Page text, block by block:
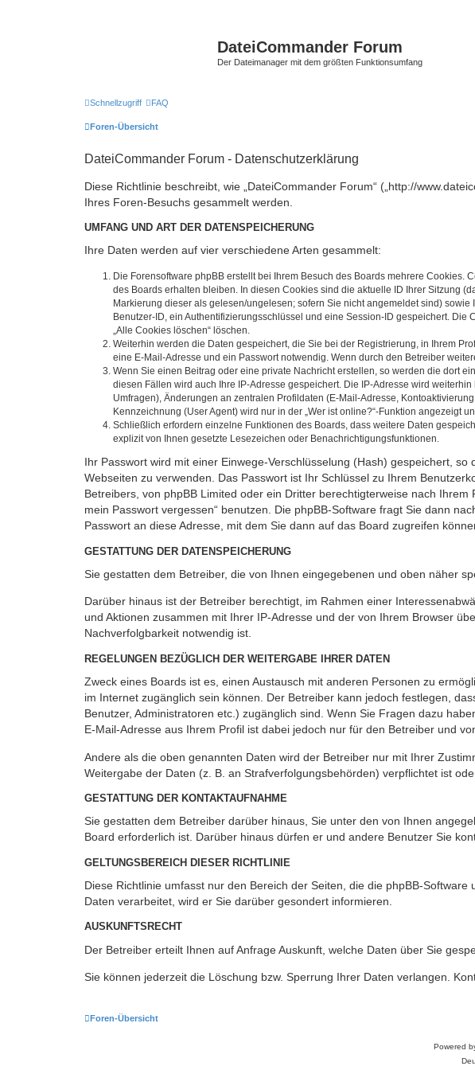
DateiCommander Forum
Der Dateimanager mit dem größten Funktionsumfang
Schnellzugriff FAQ
Foren-Übersicht
DateiCommander Forum - Datenschutzerklärung
Diese Richtlinie beschreibt, wie „DateiCommander Forum“ („http://
Ihres Foren-Besuchs gesammelt werden.
UMFANG UND ART DER DATENSPEICHERUNG
Ihre Daten werden auf vier verschiedene Arten gesammelt:
Die Forensoftware phpBB erstellt bei Ihrem Besuch des Boards mehrere
des Boards erhalten bleiben. In diesen Cookies sind die aktuelle ID Ihrer Sitzung
Markierung dieser als gelesen/ungelesen; sofern Sie nicht angemeldet sind)
Benutzer-ID, ein Authentifizierungsschlüssel und eine Session-ID gespeichert.
„Alle Cookies löschen“ löschen.
Weiterhin werden die Daten gespeichert, die Sie bei der Registrierung, in Ihrem
eine E-Mail-Adresse und ein Passwort notwendig. Wenn durch den Betreiber
Wenn Sie einen Beitrag oder eine private Nachricht erstellen, so werden die dort
diesen Fällen wird auch Ihre IP-Adresse gespeichert. Die IP-Adresse wird
Umfragen), Änderungen an zentralen Profildaten (E-Mail-Adresse,
Kennzeichnung (User Agent) wird nur in der „Wer ist online?“-Funktion angezeigt
Schließlich erfordern einzelne Funktionen des Boards, dass weitere Daten
explizit von Ihnen gesetzte Lesezeichen oder Benachrichtigungsfunktionen.
Ihr Passwort wird mit einer Einwege-Verschlüsselung (Hash) gespeichert,
Webseiten zu verwenden. Das Passwort ist Ihr Schlüssel zu Ihrem
Betreibers, von phpBB Limited oder ein Dritter berechtigterweise nach
mein Passwort vergessen“ benutzen. Die phpBB-Software fragt Sie dann
Passwort an diese Adresse, mit dem Sie dann auf das Board zugreifen
GESTATTUNG DER DATENSPEICHERUNG
Sie gestatten dem Betreiber, die von Ihnen eingegebenen und oben näher
Darüber hinaus ist der Betreiber berechtigt, im Rahmen einer
und Aktionen zusammen mit Ihrer IP-Adresse und der von Ihrem Browser
Nachverfolgbarkeit notwendig ist.
REGELUNGEN BEZÜGLICH DER WEITERGABE IHRER DATEN
Zweck eines Boards ist es, einen Austausch mit anderen Personen zu
im Internet zugänglich sein können. Der Betreiber kann jedoch festlegen,
Benutzer, Administratoren etc.) zugänglich sind. Wenn Sie Fragen dazu
E-Mail-Adresse aus Ihrem Profil ist dabei jedoch nur für den Betreiber und
Andere als die oben genannten Daten wird der Betreiber nur mit Ihrer
Weitergabe der Daten (z. B. an Strafverfolgungsbehörden) verpflichtet ist
GESTATTUNG DER KONTAKTAUFNAHME
Sie gestatten dem Betreiber darüber hinaus, Sie unter den von Ihnen
Board erforderlich ist. Darüber hinaus dürfen er und andere Benutzer Sie
GELTUNGSBEREICH DIESER RICHTLINIE
Diese Richtlinie umfasst nur den Bereich der Seiten, die die phpBB-
Daten verarbeitet, wird er Sie darüber gesondert informieren.
AUSKUNFTSRECHT
Der Betreiber erteilt Ihnen auf Anfrage Auskunft, welche Daten über Sie
Sie können jederzeit die Löschung bzw. Sperrung Ihrer Daten verlangen.
Foren-Übersicht
Powered